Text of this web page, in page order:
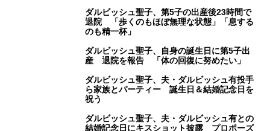
ダルビッシュ聖子、第5子の出産後23時間で
退院 「歩くのもほぼ無理な状態」「息する
のも精一杯」
ダルビッシュ聖子、自身の誕生日に第5子出
産 退院を報告 「体の回復に努めたい」
ダルビッシュ聖子、夫・ダルビッシュ有投手
ら家族とパーティー 誕生日＆結婚記念日を
祝う
ダルビッシュ聖子、夫・ダルビッシュ有との
結婚記念日にキスショット披露 プロポーズ